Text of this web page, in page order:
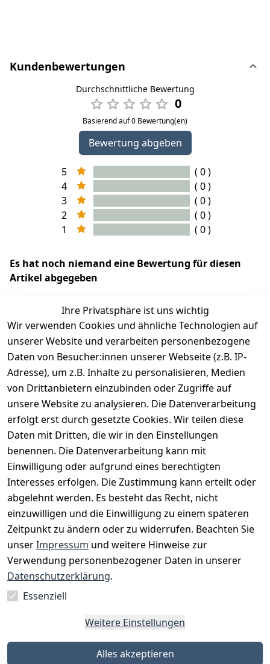
Kundenbewertungen
Durchschnittliche Bewertung
0
Basierend auf 0 Bewertung(en)
Bewertung abgeben
5
( 0 )
4
( 0 )
3
( 0 )
2
( 0 )
1
( 0 )
Es hat noch niemand eine Bewertung für diesen
Artikel abgegeben
EU-Verantwortliche Person - klicken Sie für Details
Ihre Privatsphäre ist uns wichtig
Wir verwenden Cookies und ähnliche Technologien auf
unserer Website und verarbeiten personenbezogene
Daten von Besucher:innen unserer Webseite (z.B. IP-
Adresse), um z.B. Inhalte zu personalisieren, Medien
von Drittanbietern einzubinden oder Zugriffe auf
unsere Website zu analysieren. Die Datenverarbeitung
erfolgt erst durch gesetzte Cookies. Wir teilen diese
Daten mit Dritten, die wir in den Einstellungen
benennen. Die Datenverarbeitung kann mit
Einwilligung oder aufgrund eines berechtigten
Interesses erfolgen. Die Zustimmung kann erteilt oder
abgelehnt werden. Es besteht das Recht, nicht
einzuwilligen und die Einwilligung zu einem späteren
Zeitpunkt zu ändern oder zu widerrufen. Beachten Sie
unserImpressum und weitere Hinweise zur
Verwendung personenbezogener Daten in unserer
Datenschutzerklärung.
Essenziell
Weitere Einstellungen
Alles akzeptieren
Rechtliches
AGB
Impressum
Datenschutze
rklärung
Barrierefreihe
Services
Kontakt
Registrieren
Katalog
Zahlungsm
öglichkeite
n
Vorkasse
PayPal
Versanddie
nstleister
Post